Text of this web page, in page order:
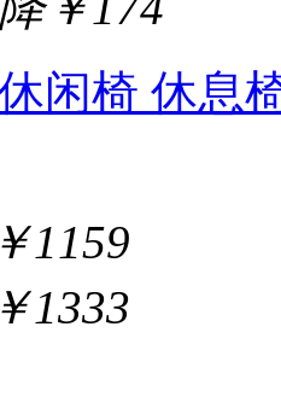
闲椅 休息
￥1159
￥1333